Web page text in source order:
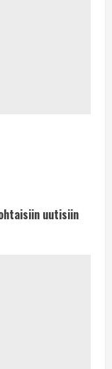
uutisiin